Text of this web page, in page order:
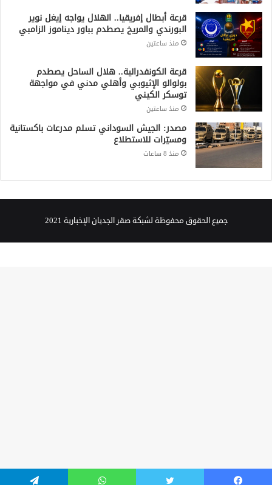
قرعة أبطال إفريقيا.. الهلال يواجه إيغل نوير
البورندي والمريخ يصطدم بباور ديناموز الزامبي
منذ ساعتين
قرعة الكونفدرالية.. هلال الساحل يصطدم
بولوالو الإثيوبي وأهلي مدني في مواجهة
توسكر الكيني
منذ ساعتين
مصدر: الجيش السوداني تسلم مدرعات باكستانية
ومسيّرات للاستطلاع
منذ 8 ساعات
جميع الحقوق محفوظة لشبكة صقر الجديان الإخبارية 2021